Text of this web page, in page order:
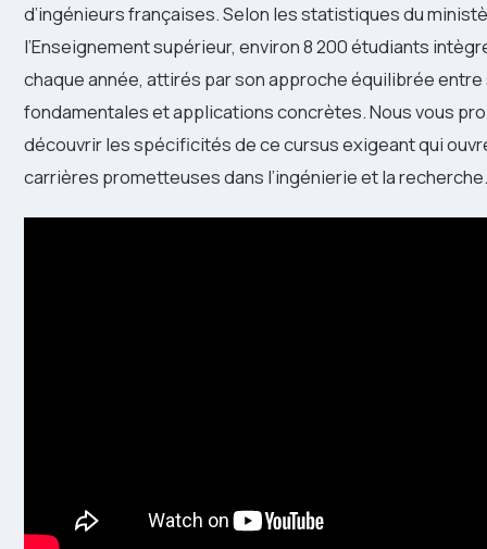
d’ingénieurs françaises. Selon les statistiques du
l’Enseignement supérieur, environ 8 200 étudiants
chaque année, attirés par son approche équilibrée
fondamentales et applications concrètes. Nous vous
découvrir les spécificités de ce cursus exigeant qui
carrières prometteuses dans l’ingénierie et la recherche.